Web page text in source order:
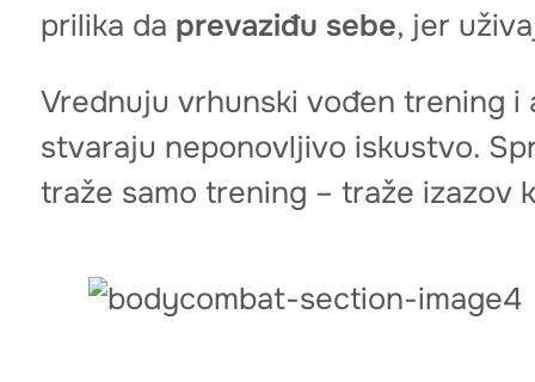
prilika da prevaziđu sebe, jer
Vrednuju vrhunski vođen trening i
stvaraju neponovljivo iskustvo.
traže samo trening – traže izazov